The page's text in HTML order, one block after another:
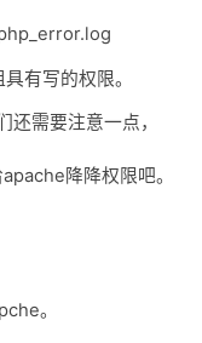
有写的权限。
需要注意一点，
降降权限吧。
。